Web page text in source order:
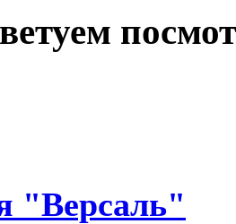
"Версаль"